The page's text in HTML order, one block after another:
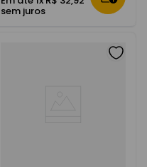
sem juros